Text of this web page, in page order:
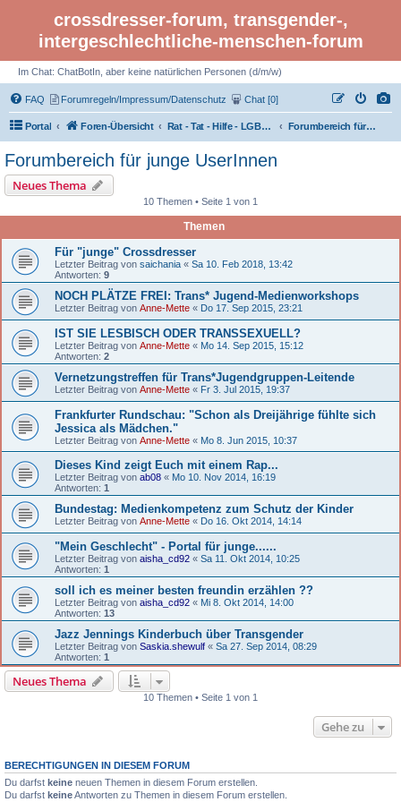
crossdresser-forum, transgender-,
intergeschlechtliche-menschen-forum
Im Chat: ChatBotIn, aber keine natürlichen Personen (d/m/w)
FAQ Forumregeln/Impressum/Datenschutz Chat [0]
Portal Foren-Übersicht Rat - Tat - Hilfe - LGBTI Rights - Infos Forumbereich für junge UserInnen
Forumbereich für junge UserInnen
Neues Thema
10 Themen • Seite 1 von 1
Themen
Für "junge" Crossdresser
Letzter Beitrag von saichania « Sa 10. Feb 2018, 13:42
Antworten: 9
NOCH PLÄTZE FREI: Trans* Jugend-Medienworkshops
Letzter Beitrag von Anne-Mette « Do 17. Sep 2015, 23:21
IST SIE LESBISCH ODER TRANSSEXUELL?
Letzter Beitrag von Anne-Mette « Mo 14. Sep 2015, 15:12
Antworten: 2
Vernetzungstreffen für Trans*Jugendgruppen-Leitende
Letzter Beitrag von Anne-Mette « Fr 3. Jul 2015, 19:37
Frankfurter Rundschau: "Schon als Dreijährige fühlte sich
Jessica als Mädchen."
Letzter Beitrag von Anne-Mette « Mo 8. Jun 2015, 10:37
Dieses Kind zeigt Euch mit einem Rap...
Letzter Beitrag von ab08 « Mo 10. Nov 2014, 16:19
Antworten: 1
Bundestag: Medienkompetenz zum Schutz der Kinder
Letzter Beitrag von Anne-Mette « Do 16. Okt 2014, 14:14
"Mein Geschlecht" - Portal für junge......
Letzter Beitrag von aisha_cd92 « Sa 11. Okt 2014, 10:25
Antworten: 1
soll ich es meiner besten freundin erzählen ??
Letzter Beitrag von aisha_cd92 « Mi 8. Okt 2014, 14:00
Antworten: 13
Jazz Jennings Kinderbuch über Transgender
Letzter Beitrag von Saskia.shewulf « Sa 27. Sep 2014, 08:29
Antworten: 1
Neues Thema
10 Themen • Seite 1 von 1
Gehe zu
BERECHTIGUNGEN IN DIESEM FORUM
Du darfst keine neuen Themen in diesem Forum erstellen.
Du darfst keineAntworten zu Themen in diesem Forum erstellen.